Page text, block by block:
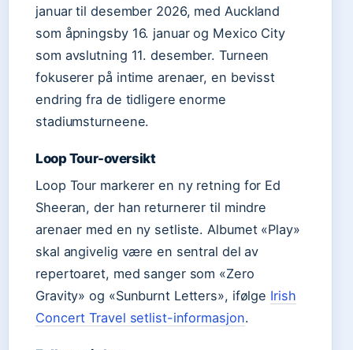
januar til desember 2026, med Auckland
som åpningsby 16. januar og Mexico City
som avslutning 11. desember. Turneen
fokuserer på intime arenaer, en bevisst
endring fra de tidligere enorme
stadiumsturneene.
Loop Tour-oversikt
Loop Tour markerer en ny retning for Ed
Sheeran, der han returnerer til mindre
arenaer med en ny setliste. Albumet «Play»
skal angivelig være en sentral del av
repertoaret, med sanger som «Zero
Gravity» og «Sunburnt Letters», ifølge Irish
Concert Travel setlist-informasjon.